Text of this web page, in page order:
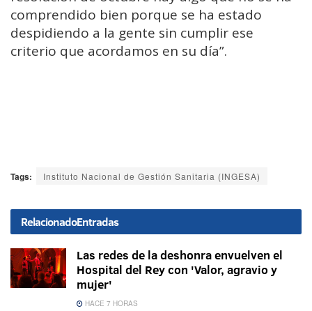
comprendido bien porque se ha estado
despidiendo a la gente sin cumplir ese
criterio que acordamos en su día”.
Tags: Instituto Nacional de Gestión Sanitaria (INGESA)
RelacionadoEntradas
Las redes de la deshonra envuelven el
Hospital del Rey con 'Valor, agravio y
mujer'
HACE 7 HORAS